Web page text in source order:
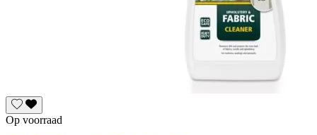
Op voorraad